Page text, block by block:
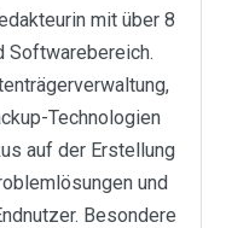
mit über 8
Softwarebereich.
Technologien
auf der Erstellung
und
Besondere